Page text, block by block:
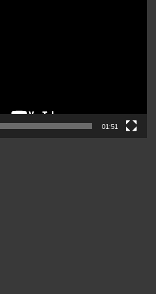
01:51